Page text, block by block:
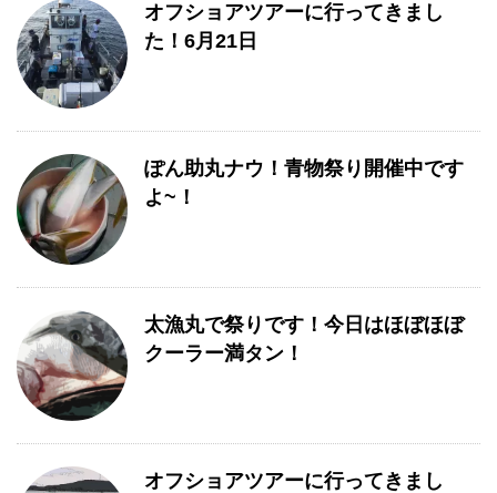
オフショアツアーに行ってきまし
た！6月21日
ぽん助丸ナウ！青物祭り開催中です
よ~！
太漁丸で祭りです！今日はほぼほぼ
クーラー満タン！
オフショアツアーに行ってきまし